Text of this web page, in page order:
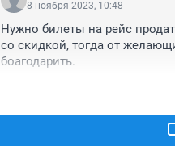
8 ноября 2023, 10:48
Нужно билеты на рейс
со скидкой, тогда от
боагодарить.